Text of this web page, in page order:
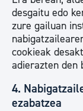
desgaitu edo
zure gailuan
cookieak
adierazten den
4.
ezabatzea